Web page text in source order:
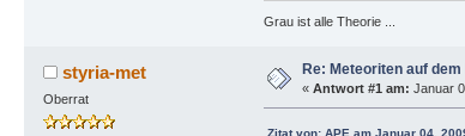
Grau ist alle Theorie ...
styria-met
Oberrat
Re: Meteoriten auf dem
« Antwort #1 am: Januar
Zitat von: APE am Januar 04,